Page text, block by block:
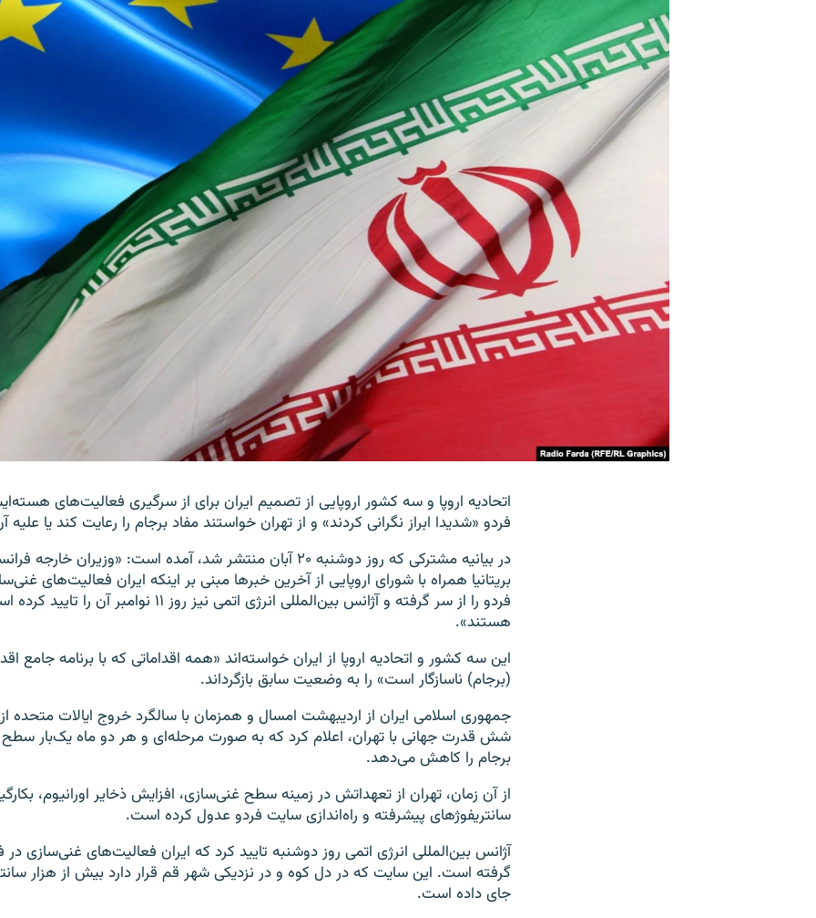
اتحادیه اروپا و سه کشور اروپایی از تصمیم ایران برای از سرگیری فعالیت‌های
فردو «شدیدا ابراز نگرانی کردند» و از تهران خواستند مفاد برجام را رعایت کند یا
در بیانیه مشترکی که روز دوشنبه ۲۰ آبان منتشر شد، آمده است: «وزیران
بریتانیا همراه با شورای اروپایی از آخرین خبرها مبنی بر اینکه ایران فعالیت‌های
فردو را از سر گرفته و آژانس بین‌المللی انرژی اتمی نیز روز
هستند».
این سه کشور و اتحادیه اروپا از ایران خواسته‌اند «همه اقداماتی که با برنامه جامع
(برجام) ناسازگار است» را به وضعیت سابق بازگرداند.
جمهوری اسلامی ایران از اردیبهشت امسال و همزمان با سالگرد خروج ایالات متحده
شش قدرت جهانی با تهران، اعلام کرد که به صورت مرحله‌ای و هر دو ماه یک‌بار
برجام را کاهش می‌دهد.
از آن زمان، تهران از تعهداتش در زمینه سطح غنی‌سازی، افزایش ذخایر اورانیوم،
سانتریفوژهای پیشرفته و راه‌اندازی سایت فردو عدول کرده است.
آژانس بین‌المللی انرژی اتمی روز دوشنبه تایید کرد که ایران فعالیت‌های غنی‌سازی در
گرفته است. این سایت که در دل کوه و در نزدیکی شهر قم قرار دارد بیش از هزار
جای داده است.